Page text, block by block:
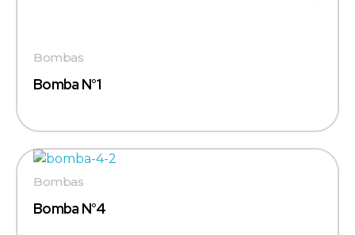
Bomba N°1
Bombas
Bomba N°4
Bombas